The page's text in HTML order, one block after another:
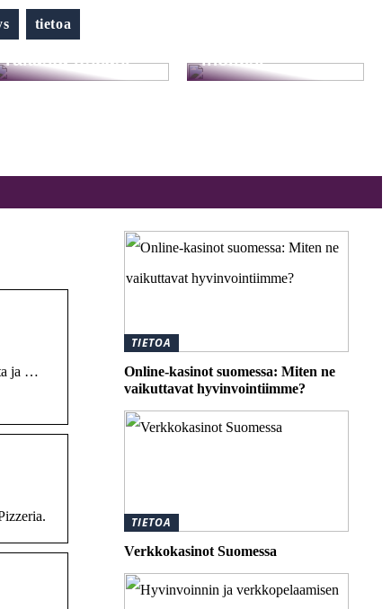
tietoa
Pysy terveenä ja
rakasta itseäsi
ihollesi
ja …
TIETOA
Online-kasinot suomessa: Miten ne
vaikuttavat hyvinvointiimme?
TIETOA
Verkkokasinot Suomessa